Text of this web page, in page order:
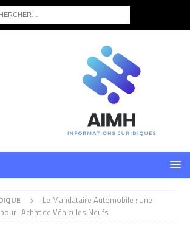
Le Mandataire Automobile : Une
l’Achat de Véhicules Neufs